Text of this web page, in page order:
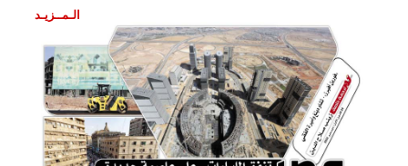
الـمــزيـد